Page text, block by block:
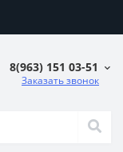
8(963) 151 03-51
Заказать звонок